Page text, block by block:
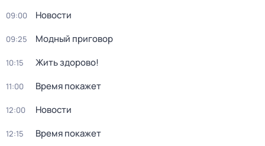
09:00 Новости
09:25 Модный приговор
10:15 Жить здорово!
11:00 Время покажет
12:00 Новости
12:15 Время покажет